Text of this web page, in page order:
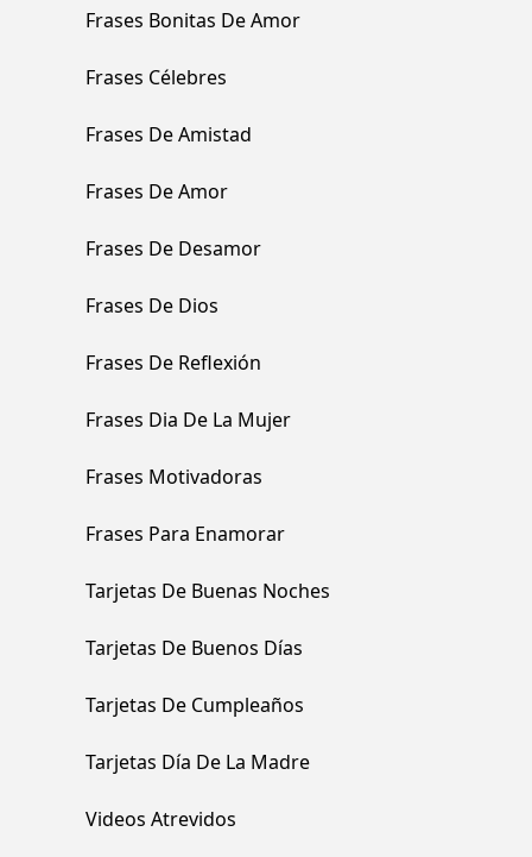
Frases Bonitas De Amor
Frases Célebres
Frases De Amistad
Frases De Amor
Frases De Desamor
Frases De Dios
Frases De Reflexión
Frases Dia De La Mujer
Frases Motivadoras
Frases Para Enamorar
Tarjetas De Buenas Noches
Tarjetas De Buenos Días
Tarjetas De Cumpleaños
Tarjetas Día De La Madre
Videos Atrevidos